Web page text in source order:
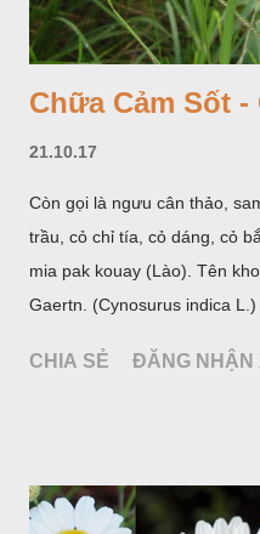
Chữa Cảm Sốt -
21.10.17
Còn gọi là ngưu cân thảo,
trầu, cỏ chỉ tía, cỏ dáng, cỏ
mia pak kouay (Lào). Tên
Gaertn. (Cynosurus indica
CHIA SẺ ĐĂNG NHẬN